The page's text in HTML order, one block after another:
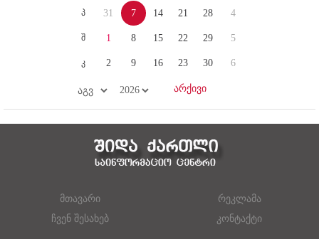
პ
შ
კ
31
1
2
7
8
9
14
15
16
21
22
23
28
29
30
4
5
6
მთავარი
რეკლამა
ჩვენ შესახებ
კონტაქტი